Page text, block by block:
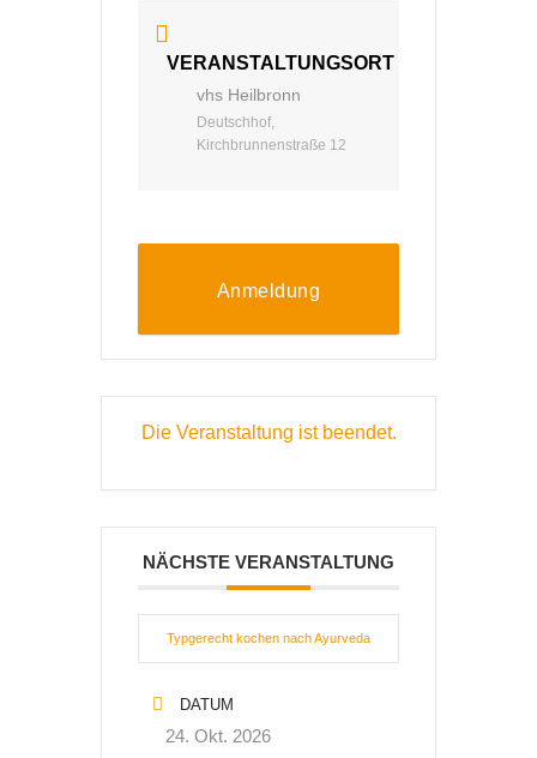
VERANSTALTUNGSORT
vhs Heilbronn
Deutschhof,
Kirchbrunnenstraße 12
Anmeldung
Die Veranstaltung ist beendet.
NÄCHSTE VERANSTALTUNG
Typgerecht kochen nach Ayurveda
DATUM
24. Okt. 2026